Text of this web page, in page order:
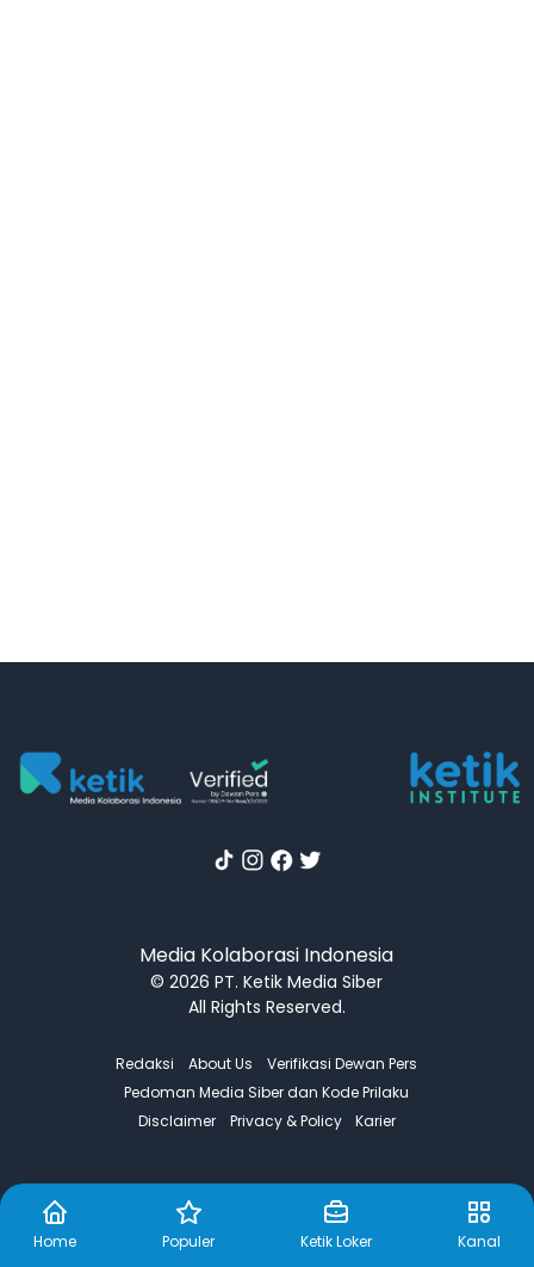
Home Populer Ketik Loker Kanal
Media Kolaborasi Indonesia
© 2026 PT. Ketik Media Siber
All Rights Reserved.
Redaksi About Us
Verifikasi Dewan Pers
Pedoman Media Siber dan Kode Prilaku
Disclaimer
Privacy & Policy Karier